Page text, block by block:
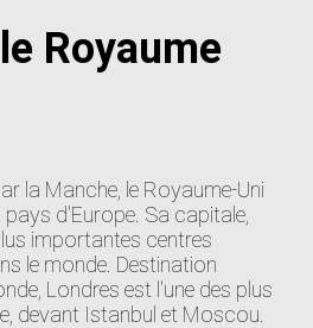
Royaume
la Manche, le Royaume-Uni
d'Europe. Sa capitale,
importantes centres
le monde. Destination
Londres est l'une des plus
devant Istanbul et Moscou.